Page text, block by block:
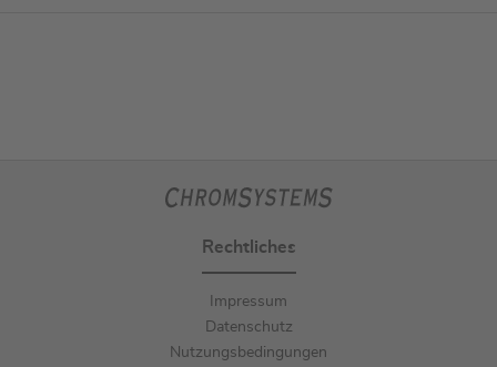
Rechtliches
Impressum
Datenschutz
Nutzungsbedingungen